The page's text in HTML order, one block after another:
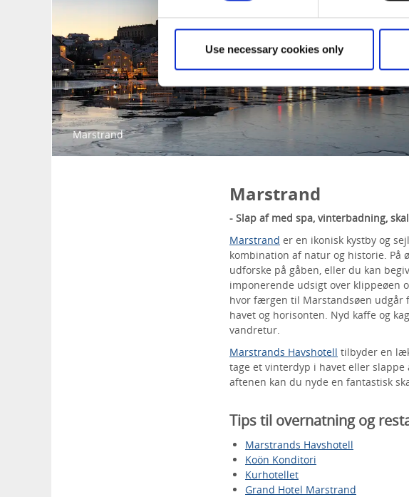
Use necessary cookies only
Marstrand
Marstrand
- Slap af med spa, vinterbadning,
Marstrand er en ikonisk kystby og
kombination af natur og historie. På
udforske på gåben, eller du kan
imponerende udsigt over klippeøen
hvor færgen til Marstandsøen udgår
havet og horisonten. Nyd kaffe og
vandretur.
Marstrands Havshotell tilbyder en
tage et vinterdyp i havet eller
aftenen kan du nyde en fantastisk
Tips til overnatning og
Marstrands Havshotell
Koön Konditori
Kurhotellet
Grand Hotel Marstrand